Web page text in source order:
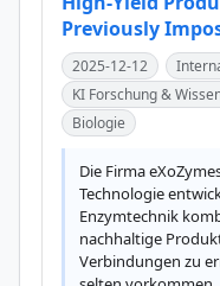
Previously
2025-12-12
KI Forschung &
Biologie
Die Firma
Technologie
Enzymtechnik
nachhaltige
Verbindungen zu